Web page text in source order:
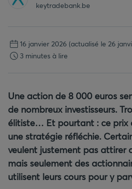
keytradebank.be
16 janvier 2026 (actualisé le 26
3 minutes à lire
Une action de 8 000 euros
de nombreux investisseurs.
élitiste… Et pourtant : ce prix
une stratégie réfléchie.
veulent justement pas attirer
mais seulement des
utilisent leurs cours pour y